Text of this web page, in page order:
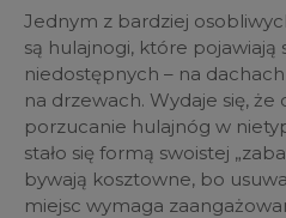
Jednym z bardziej
są hulajnogi, które pojawiają
niedostępnych – na
na drzewach. Wydaje się,
porzucanie hulajnóg w
stało się formą swoistej
bywają kosztowne, bo
miejsc wymaga